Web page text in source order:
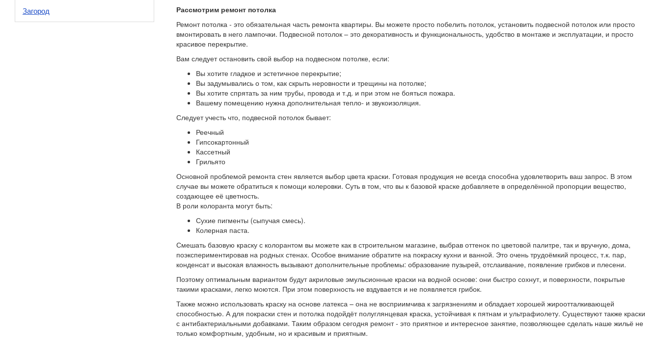
Загород
Рассмотрим ремонт потолка
Ремонт потолка - это обязательная часть ремонта квартиры. Вы можете просто побелить потолок, установить подвесной потолок или просто
вмонтировать в него лампочки. Подвесной потолок – это декоративность и функциональность, удобство в монтаже и эксплуатации, и просто
красивое перекрытие.
Вам следует остановить свой выбор на подвесном потолке, если:
Вы хотите гладкое и эстетичное перекрытие;
Вы задумывались о том, как скрыть неровности и трещины на потолке;
Вы хотите спрятать за ним трубы, провода и т.д. и при этом не бояться пожара.
Вашему помещению нужна дополнительная тепло- и звукоизоляция.
Следует учесть что, подвесной потолок бывает:
Реечный
Гипсокартонный
Кассетный
Грильято
Основной проблемой ремонта стен является выбор цвета краски. Готовая продукция не всегда способна удовлетворить ваш запрос. В этом
случае вы можете обратиться к помощи колеровки. Суть в том, что вы к базовой краске добавляете в определённой пропорции вещество,
создающее её цветность.
В роли колоранта могут быть:
Сухие пигменты (сыпучая смесь).
Колерная паста.
Смешать базовую краску с колорантом вы можете как в строительном магазине, выбрав оттенок по цветовой палитре, так и вручную, дома,
поэкспериментировав на родных стенах. Особое внимание обратите на покраску кухни и ванной. Это очень трудоёмкий процесс, т.к. пар,
конденсат и высокая влажность вызывают дополнительные проблемы: образование пузырей, отслаивание, появление грибков и плесени.
Поэтому оптимальным вариантом будут акриловые эмульсионные краски на водной основе: они быстро сохнут, и поверхности, покрытые
такими красками, легко моются. При этом поверхность не вздувается и не появляется грибок.
Также можно использовать краску на основе латекса – она не восприимчива к загрязнениям и обладает хорошей жироотталкивающей
способностью. А для покраски стен и потолка подойдёт полуглянцевая краска, устойчивая к пятнам и ультрафиолету. Существуют также краски
с антибактериальными добавками. Таким образом сегодня ремонт - это приятное и интересное занятие, позволяющее сделать наше жильё не
только комфортным, удобным, но и красивым и приятным.